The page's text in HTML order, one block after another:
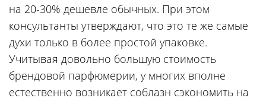
на 20-30% дешевле обычных. При этом
консультанты утверждают, что это те же самые
духи только в более простой упаковке.
Учитывая довольно большую стоимость
брендовой парфюмерии, у многих вполне
естественно возникает соблазн сэкономить на